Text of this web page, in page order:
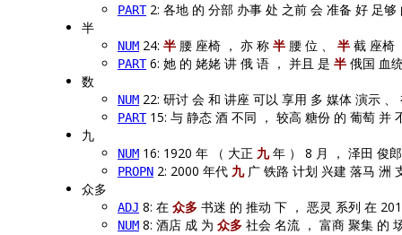
PART2: 各地 的 分部 办事 处 之前 会 准备 好 足
半
NUM 24: 半 腰 座椅 ， 亦 称 半 腰 位 、 半 截 座椅
PART6: 她 的 姥姥 讲 俄 语 ， 并且 是 半 俄国 血
数
NUM 22: 研讨 会 和 讲座 可以 享用 多 媒体 演示
PART15: 与 静态 酒 不同 ， 较高 糖份 的 葡萄 并
九
NUM 16: 1920 年 （ 大正 九年 ） 8 月 ， 泽田 俊
PROPN 2: 2000 年代 九广 铁路 计划 兴建 落马 洲
众多
ADJ 8: 在 众多 书迷 的 推动 下 ， 恶灵 系列 在
NUM 8: 酒店 成 为 众多 社会 名流 ， 富商 聚集 的